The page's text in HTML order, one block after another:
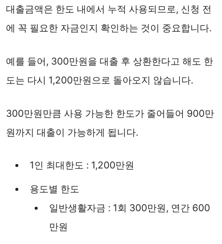
대출금액은 한도 내에서 누적 사용되므로, 신청 전
에 꼭 필요한 자금인지 확인하는 것이 중요합니다.
예를 들어, 300만원을 대출 후 상환한다고 해도 한
도는 다시 1,200만원으로 돌아오지 않습니다.
300만원만큼 사용 가능한 한도가 줄어들어 900만
원까지 대출이 가능하게 됩니다.
1인 최대한도 : 1,200만원
용도별 한도
일반생활자금 : 1회 300만원, 연간 600
만원